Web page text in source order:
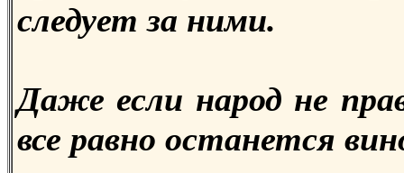
следует за ними.
Даже если народ не
все равно останется